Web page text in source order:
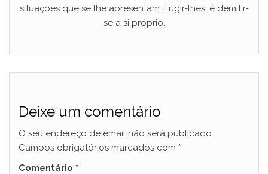
situações que se lhe apresentam. Fugir-lhes, é demitir-
se a si próprio.
Deixe um comentário
O seu endereço de email não será publicado.
Campos obrigatórios marcados com *
Comentário *